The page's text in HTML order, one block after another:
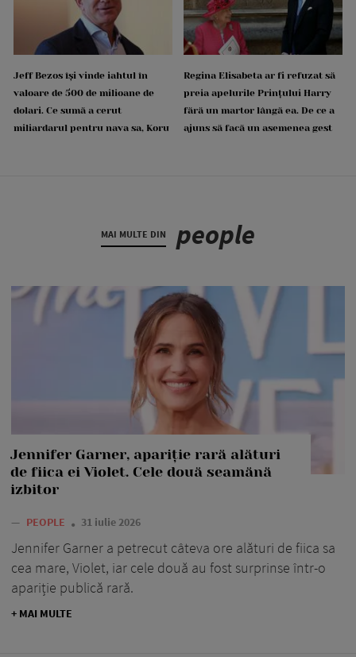
Jeff Bezos își vinde iahtul în
valoare de 500 de milioane de
dolari. Ce sumă a cerut
miliardarul pentru nava sa, Koru
Regina Elisabeta ar fi refuzat să
preia apelurile Prințului Harry
fără un martor lângă ea. De ce a
ajuns să facă un asemenea gest
MAI MULTE DIN people
Jennifer Garner, apariție rară alături
de fiica ei Violet. Cele două seamănă
izbitor
— PEOPLE 31 iulie 2026
Jennifer Garner a petrecut câteva ore alături de fiica sa
cea mare, Violet, iar cele două au fost surprinse într-o
apariție publică rară.
+ MAI MULTE